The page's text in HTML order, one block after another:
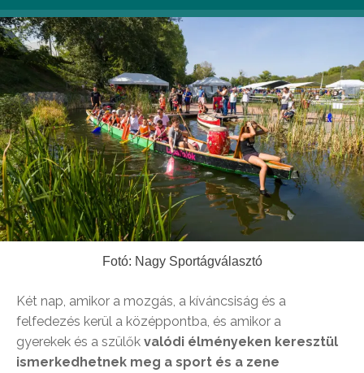
Fotó: Nagy Sportágválasztó
Két nap, amikor a mozgás, a kíváncsiság és a
felfedezés kerül a középpontba, és amikor a
gyerekek és a szülők valódi élményeken keresztül
ismerkedhetnek meg a sport és a zene